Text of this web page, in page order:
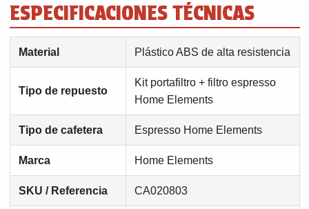
ESPECIFICACIONES TÉCNICAS
Material Plástico ABS de alta resistencia
Tipo de repuesto
Kit portafiltro + filtro espresso
Home Elements
Tipo de cafetera Espresso Home Elements
Marca Home Elements
SKU / Referencia CA020803